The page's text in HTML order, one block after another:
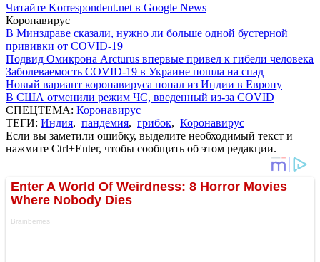
Читайте Korrespondent.net в Google News
Коронавирус
В Минздраве сказали, нужно ли больше одной бустерной
прививки от COVID-19
Подвид Омикрона Arcturus впервые привел к гибели человека
Заболеваемость COVID-19 в Украине пошла на спад
Новый вариант коронавируса попал из Индии в Европу
В США отменили режим ЧС, введенный из-за COVID
СПЕЦТЕМА: Коронавирус
ТЕГИ: Индия, пандемия, грибок, Коронавирус
Если вы заметили ошибку, выделите необходимый текст и
нажмите Ctrl+Enter, чтобы сообщить об этом редакции.